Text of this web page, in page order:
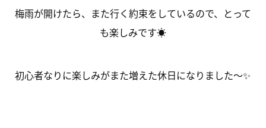
梅雨が開けたら、また行く約束をしているので、とって
も楽しみです☀
初心者なりに楽しみがまた増えた休日になりました～✨